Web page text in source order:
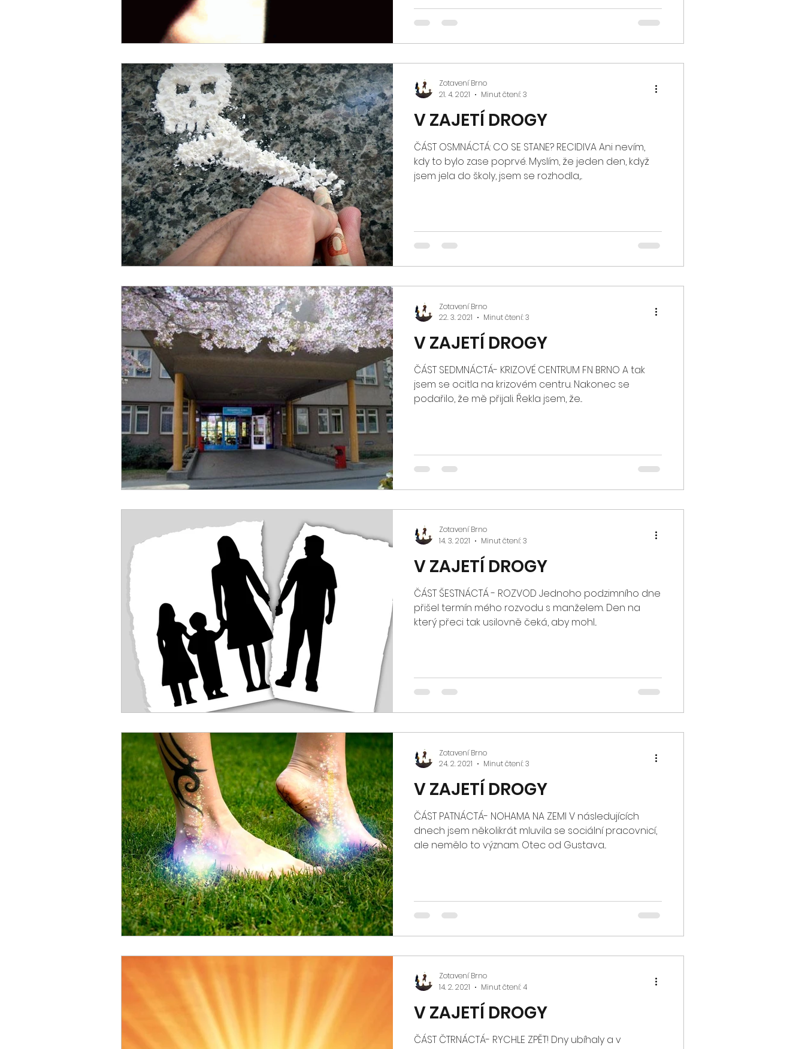
V ZAJETÍ DROGY
ČÁST OSMNÁCTÁ: CO SE STANE? RECIDIVA Ani nevím,
kdy to bylo zase poprvé. Myslím, že jeden den, když
jsem jela do školy, jsem se rozhodla,...
Zotavení Brno
21. 4. 2021
Minut čtení: 3
V ZAJETÍ DROGY
ČÁST SEDMNÁCTÁ- KRIZOVÉ CENTRUM FN BRNO A tak
jsem se ocitla na krizovém centru. Nakonec se
podařilo, že mě přijali. Řekla jsem, že...
Zotavení Brno
22. 3. 2021
Minut čtení: 3
V ZAJETÍ DROGY
ČÁST ŠESTNÁCTÁ - ROZVOD Jednoho podzimního dne
přišel termín mého rozvodu s manželem. Den na
který přeci tak usilovně čeká, aby mohl...
Zotavení Brno
14. 3. 2021
Minut čtení: 3
V ZAJETÍ DROGY
ČÁST PATNÁCTÁ- NOHAMA NA ZEMI V následujících
dnech jsem několikrát mluvila se sociální pracovnicí,
ale nemělo to význam. Otec od Gustava...
Zotavení Brno
24. 2. 2021
Minut čtení: 3
V ZAJETÍ DROGY
ČÁST ČTRNÁCTÁ- RYCHLE ZPĚT! Dny ubíhaly a v
Zotavení Brno
14. 2. 2021
Minut čtení: 4